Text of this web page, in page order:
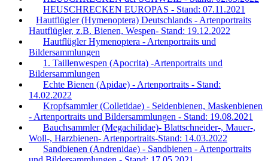
HEUSCHRECKEN EUROPAS - Stand: 07.11.2021
Hautflügler (Hymenoptera) Deutschlands - Artenportraits
Hautflügler, z.B. Bienen, Wespen- Stand: 19.12.2022
Hautflügler Hymenoptera - Artenportraits und
Bildersammlungen
1. Taillenwespen (Apocrita) -Artenportraits und
Bildersammlungen
Echte Bienen (Apidae) - Artenportraits - Stand:
14.02.2022
Kropfsammler (Colletidae) - Seidenbienen, Maskenbienen
- Artenportraits und Bildersammlungen - Stand: 19.08.2021
Bauchsammler (Megachilidae)- Blattschneider-, Mauer-,
Woll-, Harzbienen- Artenportraits-Stand: 14.03.2022
Sandbienen (Andrenidae) - Sandbienen - Artenportraits